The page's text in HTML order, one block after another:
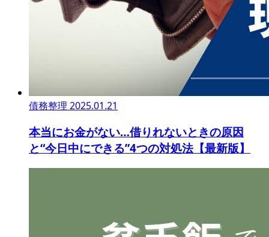
債務整理 2025.01.21
本当にお金がない…借りれないときの原因
と“今日中にできる”4つの対処法【最新版】